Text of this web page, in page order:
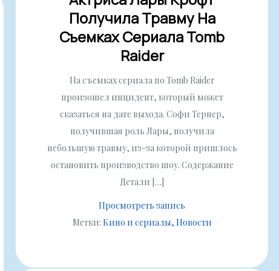
Получила Травму На
Съемках Сериала Tomb
Raider
На съемках сериала по Tomb Raider
произошел инцидент, который может
сказаться на дате выхода. Софи Тернер,
получившая роль Лары, получила
небольшую травму, из-за которой пришлось
остановить производство шоу. Содержание
Детали […]
Просмотреть запись
Метки: Кино и сериалы Новости